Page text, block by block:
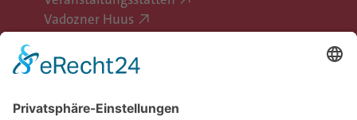
Vadozner Huus